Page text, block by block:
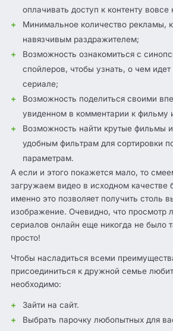
оплачивать доступ к контенту
Минимальное количество рекламы,
навязчивым раздражителем;
Возможность ознакомиться с
спойлеров, чтобы узнать, о чем
сериале;
Возможность поделиться своими
увиденном в комментарии к фильму
Возможность найти крутые фильмы
удобным фильтрам для сортировки
параметрам.
А если и этого покажется мало, то
загружаем видео в исходном качестве
именно это позволяет получить столь
изображение. Очевидно, что просмотр
сериалов онлайн еще никогда не было
просто!
Чтобы насладиться всеми
присоединиться к дружной семье
необходимо:
Зайти на сайт.
Выбрать парочку любопытных для